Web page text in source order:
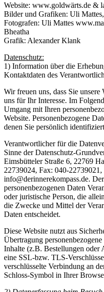
Website: www.goldwärts.de &
Bilder und Grafiken: Uli
Fotografen: Uli Mattes
Bheatha
Grafik: Alexander Klank
Datenschutz:
1) Information über die
Kontaktdaten des
Wir freuen uns, dass Sie unsere
uns für Ihr Interesse. Im
Umgang mit Ihren
Website. Personenbezogene
denen Sie persönlich
Verantwortlicher für die
Sinne der Datenschutz-
Eimsbütteler Straße 6, 22769
22739024, Fax: 040-
info@derinnerekompass.de.
personenbezogenen Daten
oder juristische Person, die
die Zwecke und Mittel der
Daten entscheidet.
Diese Website nutzt aus
Übertragung
Inhalte (z.B. Bestellungen oder
eine SSL-bzw. TLS-
verschlüsselte Verbindung an
Schloss-Symbol in Ihrer